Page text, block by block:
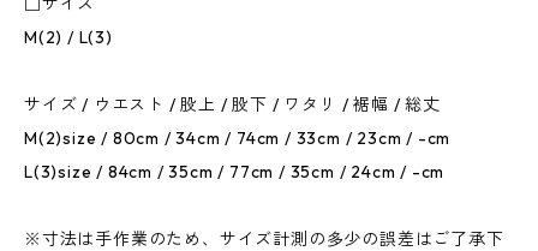
M(2) / L(3)
サイズ / ウエスト / 股上 / 股下 / ワタリ / 裾幅 / 総丈
M(2)size / 80cm / 34cm / 74cm / 33cm / 23cm / -cm
L(3)size / 84cm / 35cm / 77cm / 35cm / 24cm / -cm
※寸法は手作業のため、サイズ計測の多少の誤差はご了承下